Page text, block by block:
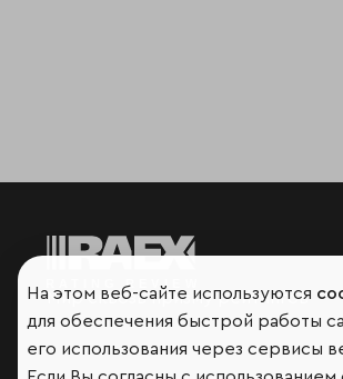
Мир сквозь призму рейтингов
На этом веб-сайте используются
для обеспечения быстрой работы
его использования через сервисы